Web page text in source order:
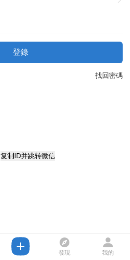
登錄
找回密碼
复制ID并跳转微信
發現 我的